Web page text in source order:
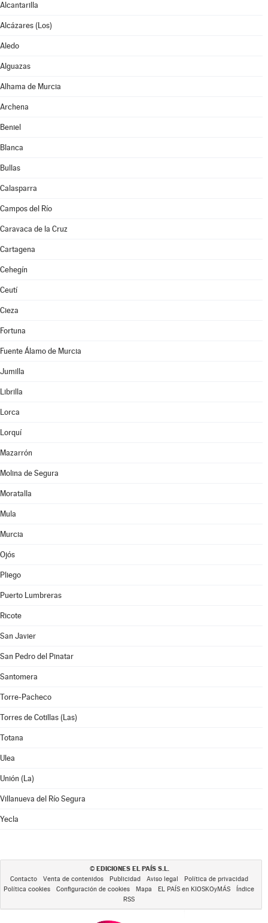
Alcantarilla
Alcázares (Los)
Aledo
Alguazas
Alhama de Murcia
Archena
Beniel
Blanca
Bullas
Calasparra
Campos del Río
Caravaca de la Cruz
Cartagena
Cehegín
Ceutí
Cieza
Fortuna
Fuente Álamo de Murcia
Jumilla
Librilla
Lorca
Lorquí
Mazarrón
Molina de Segura
Moratalla
Mula
Murcia
Ojós
Pliego
Puerto Lumbreras
Ricote
San Javier
San Pedro del Pinatar
Santomera
Torre-Pacheco
Torres de Cotillas (Las)
Totana
Ulea
Unión (La)
Villanueva del Río Segura
Yecla
© EDICIONES EL PAÍS S.L.
Contacto Venta de contenidos Publicidad Aviso legal
Política de privacidad
Política cookies
Configuración de cookies Mapa EL PAÍS en KIOSKOyMÁS
Índice
RSS